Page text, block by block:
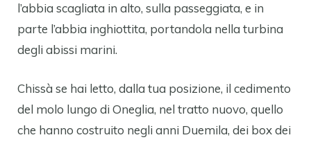
l’abbia scagliata in alto, sulla passeggiata, e in
parte l’abbia inghiottita, portandola nella turbina
degli abissi marini.
Chissà se hai letto, dalla tua posizione, il cedimento
del molo lungo di Oneglia, nel tratto nuovo, quello
che hanno costruito negli anni Duemila, dei box dei